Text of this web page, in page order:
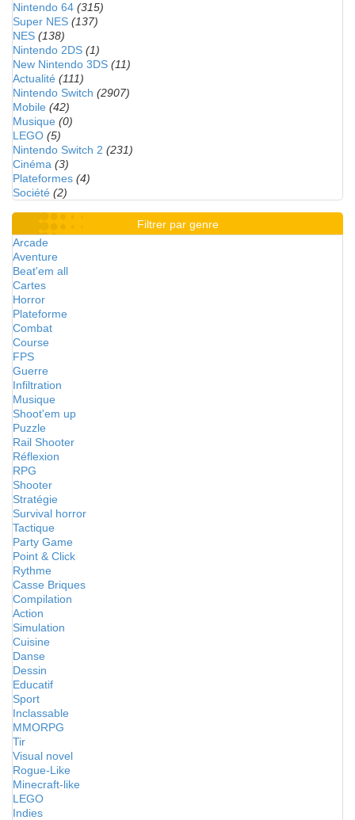
Nintendo 64 (315)
Super NES (137)
NES (138)
Nintendo 2DS (1)
New Nintendo 3DS (11)
Actualité (111)
Nintendo Switch (2907)
Mobile (42)
Musique (0)
LEGO (5)
Nintendo Switch 2 (231)
Cinéma (3)
Plateformes (4)
Société (2)
Filtrer par genre
Arcade
Aventure
Beat'em all
Cartes
Horror
Plateforme
Combat
Course
FPS
Guerre
Infiltration
Musique
Shoot'em up
Puzzle
Rail Shooter
Réflexion
RPG
Shooter
Stratégie
Survival horror
Tactique
Party Game
Point & Click
Rythme
Casse Briques
Compilation
Action
Simulation
Cuisine
Danse
Dessin
Educatif
Sport
Inclassable
MMORPG
Tir
Visual novel
Rogue-Like
Minecraft-like
LEGO
Indies